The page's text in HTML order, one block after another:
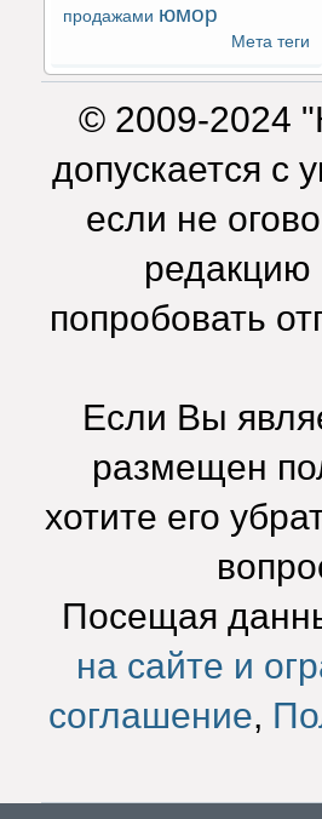
продажами юмор
Мета теги
© 2009-2024
допускается с
если не
редакцию
попробовать
Если Вы
размещен
хотите его
Посещая
на сайте и
соглашение,